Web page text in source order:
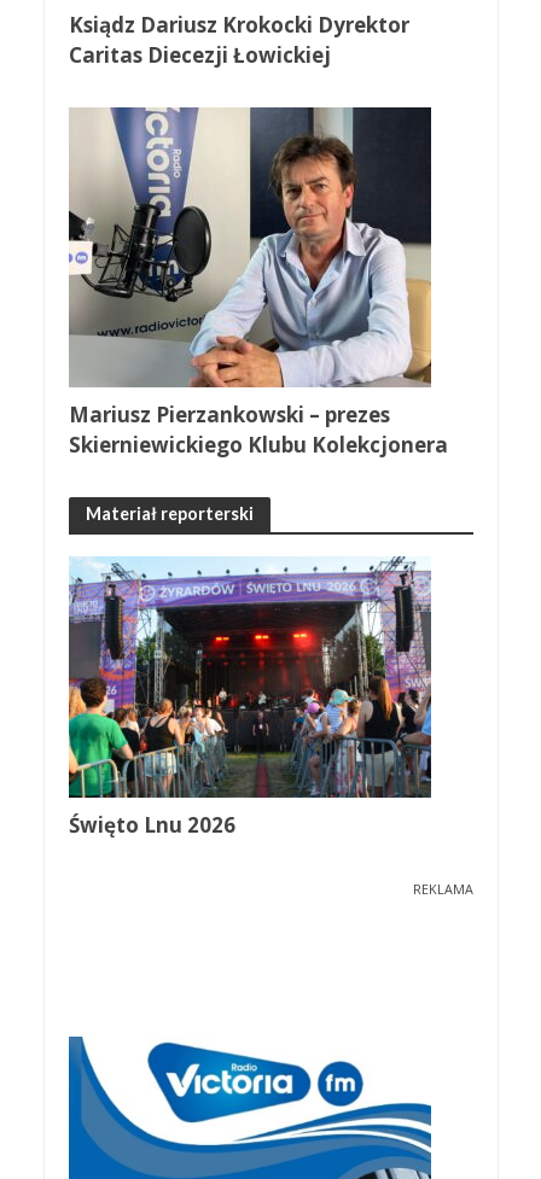
Ksiądz Dariusz Krokocki Dyrektor
Caritas Diecezji Łowickiej
Mariusz Pierzankowski – prezes
Skierniewickiego Klubu Kolekcjonera
Materiał reporterski
Święto Lnu 2026
REKLAMA